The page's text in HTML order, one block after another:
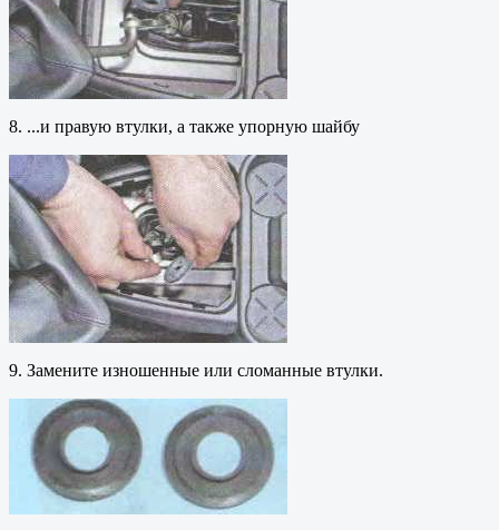
8. ...и правую втулки, а также упорную шайбу
9. Замените изношенные или сломанные втулки.